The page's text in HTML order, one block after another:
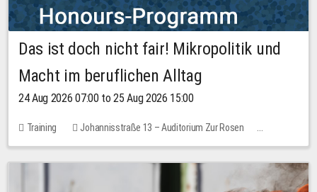
Das ist doch nicht fair! Mikropolitik und
Macht im beruflichen Alltag
24 Aug 2026 07:00 to 25 Aug 2026 15:00
Training
Johannisstraße 13 – Auditorium Zur Rosen
No free places